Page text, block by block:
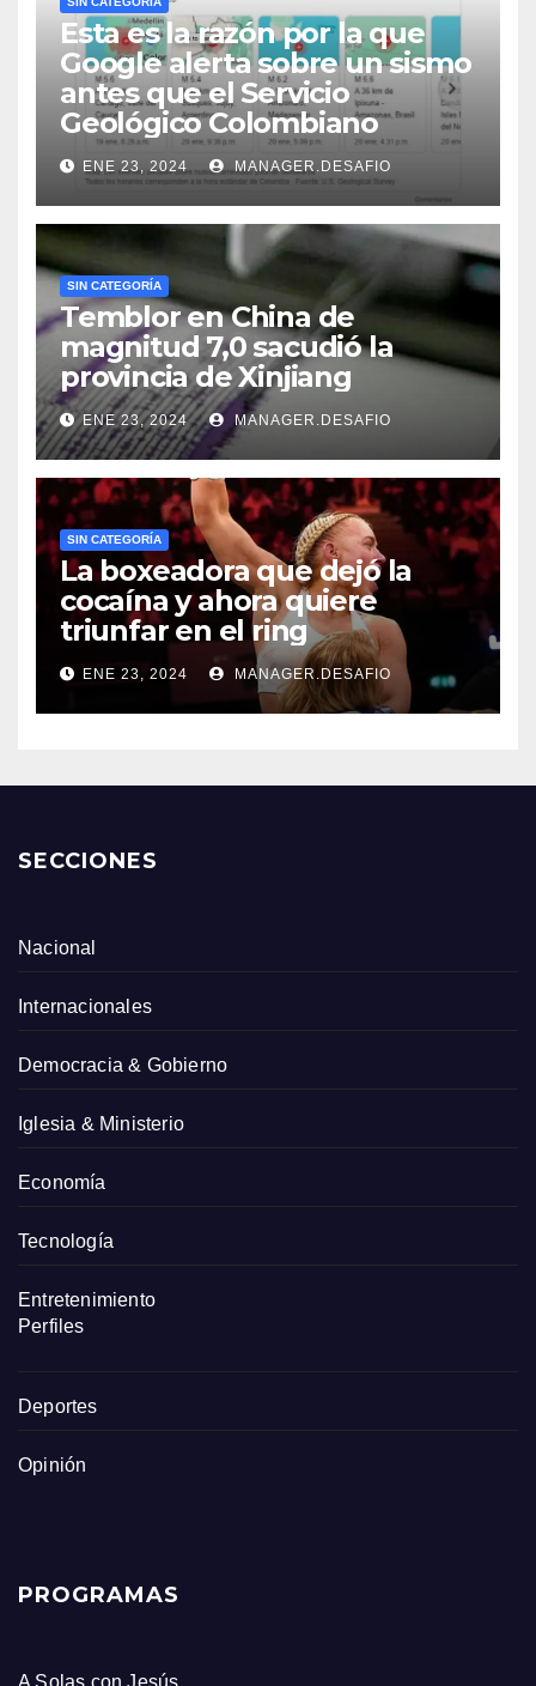
Esta es la razón por la que
Google alerta sobre un sismo
antes que el Servicio
Geológico Colombiano
ENE 23, 2024 MANAGER.DESAFIO
SIN CATEGORÍA
Temblor en China de
magnitud 7,0 sacudió la
provincia de Xinjiang
ENE 23, 2024 MANAGER.DESAFIO
SIN CATEGORÍA
La boxeadora que dejó la
cocaína y ahora quiere
triunfar en el ring​
ENE 23, 2024 MANAGER.DESAFIO
SECCIONES
Nacional
Internacionales
Democracia & Gobierno
Iglesia & Ministerio
Economía
Tecnología
Entretenimiento
Perfiles
Deportes
Opinión
PROGRAMAS
A Solas con Jesús